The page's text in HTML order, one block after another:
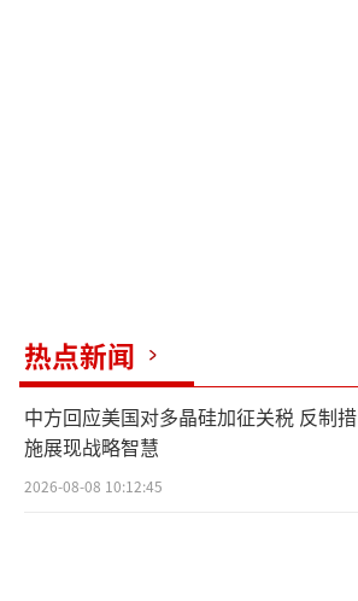
热点新闻
中方回应美国对多晶硅加征关税 反制措
施展现战略智慧
2026-08-08 10:12:45